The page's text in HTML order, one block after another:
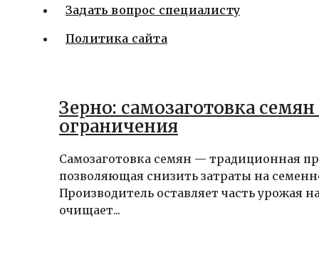
Задать вопрос специалисту
Политика сайта
Зерно: самозаготовка семян
ограничения
Самозаготовка семян — традиционная
позволяющая снизить затраты на
Производитель оставляет часть урожая
очищает...